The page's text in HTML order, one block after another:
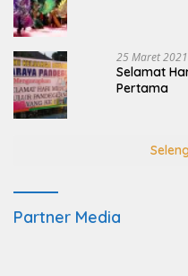
25 Maret 2021
Selamat
Pertama
Partner Media